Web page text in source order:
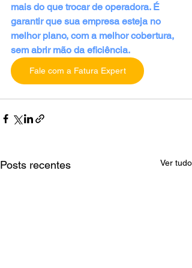
mais do que trocar de operadora. É
garantir que sua empresa esteja no
melhor plano, com a melhor cobertura,
sem abrir mão da eficiência.
Fale com a Fatura Expert
Posts recentes Ver tudo